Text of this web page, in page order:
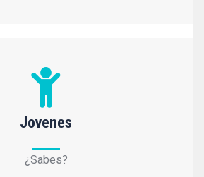
Jovenes
¿Sabes?